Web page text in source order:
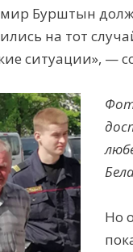
Бурштын
на тот
ситуации», —
Но